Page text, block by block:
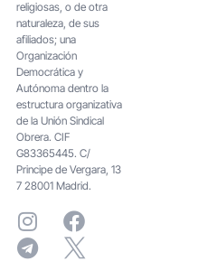
religiosas, o de otra
naturaleza, de sus
afiliados; una
Organización
Democrática y
Autónoma dentro la
estructura organizativa
de la Unión Sindical
Obrera. CIF
G83365445. C/
Principe de Vergara, 13
7 28001 Madrid.